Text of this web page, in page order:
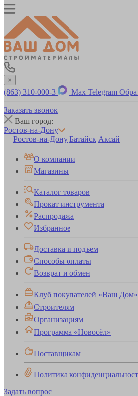
×
(863) 310-000-3 Max Telegram
Заказать звонок
Ваш город:
Ростов-на-Дону
Ростов-на-Дону Батайск Аксай
О компании
Магазины
Каталог товаров
Прокат инструмента
Распродажа
Избранное
Доставка и подъем
Способы оплаты
Возврат и обмен
Клуб покупателей «Ваш Дом»
Строителям
Организациям
Программа «Новосёл»
Поставщикам
Политика
Задать вопрос